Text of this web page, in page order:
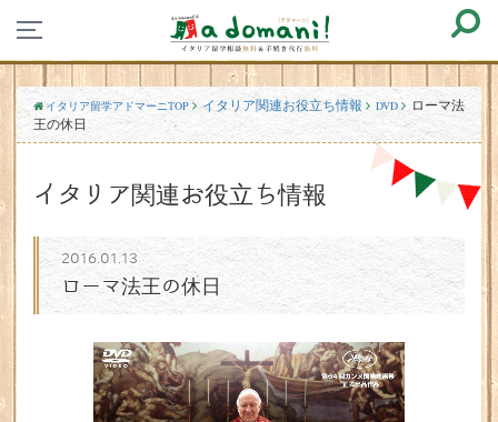
イタリア留学アドマーニTOP イタリア関連お役立ち情報 DVD
ローマ法
王の休日
イタリア関連お役立ち情報
2016.01.13
ローマ法王の休日